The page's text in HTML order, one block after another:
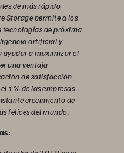
de más rápido
Storage permite a los
de próxima
artificial y
a maximizar el
una ventaja
de satisfacción
1% de las empresas
crecimiento de
felices del mundo.